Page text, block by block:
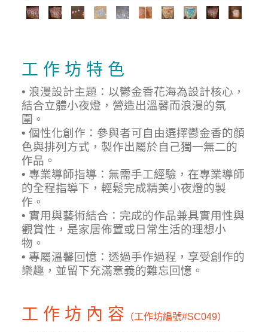
工 作 坊 特 色
• 浪漫設計主題：以鬱金香花海為設計核心，
結合立體小夜燈，營造出溫馨而浪漫的氛
圍。
• 個性化創作：參與者可自由選擇鬱金香的顏
色與排列方式，製作出屬於自己獨一無二的
作品。
• 專業導師指導：無需手工經驗，在專業導師
的全程指導下，輕鬆完成精美小夜燈的製
作。
• 實用與藝術結合：完成的作品兼具實用性與
觀賞性，是家居佈置或日常生活的理想小
物。
• 專屬溫馨回憶：透過手作過程，享受創作的
樂趣，並留下充滿意義的難忘回憶。
工 作 坊 內 容 （工作坊編號#SC049）